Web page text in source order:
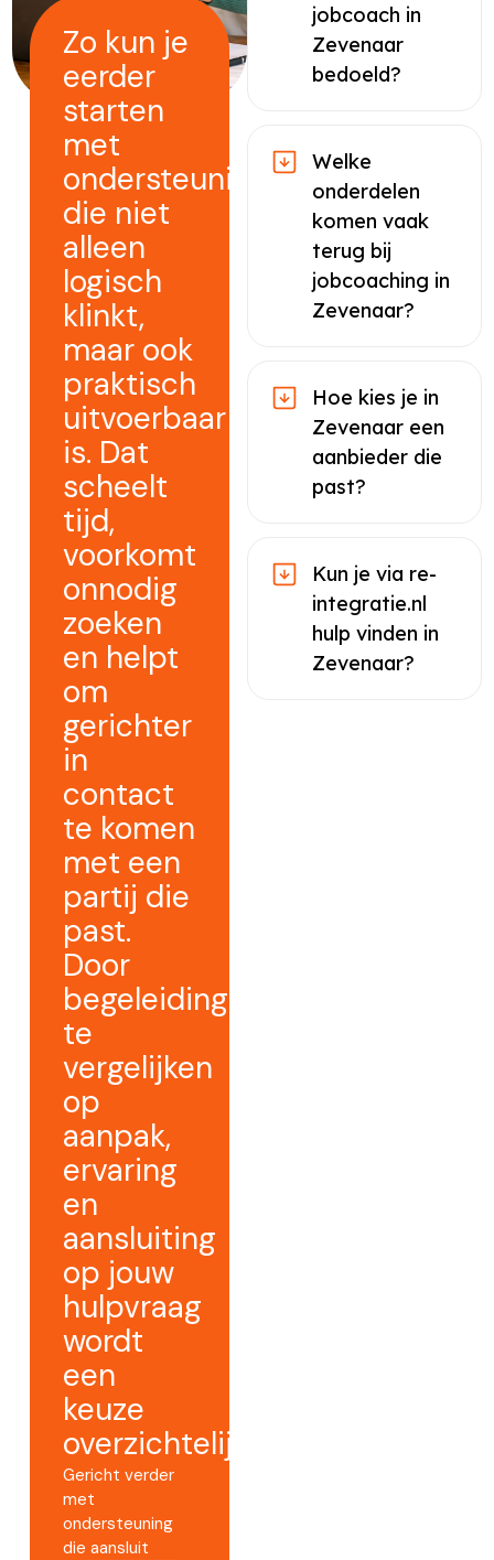
Zo kun je
eerder
starten
met
ondersteuning
die niet
alleen
logisch
klinkt,
maar ook
praktisch
uitvoerbaar
is. Dat
scheelt
tijd,
voorkomt
onnodig
zoeken
en helpt
om
gerichter
in
contact
te komen
met een
partij die
past.
Door
begeleiding
te
vergelijken
op
aanpak,
ervaring
en
aansluiting
op jouw
hulpvraag
wordt
een
keuze
overzichtelijker.
Gericht verder
met
ondersteuning
die aansluit
jobcoach in
Zevenaar
bedoeld?
Welke
onderdelen
komen vaak
terug bij
jobcoaching in
Zevenaar?
Hoe kies je in
Zevenaar een
aanbieder die
past?
Kun je via re-
integratie.nl
hulp vinden in
Zevenaar?